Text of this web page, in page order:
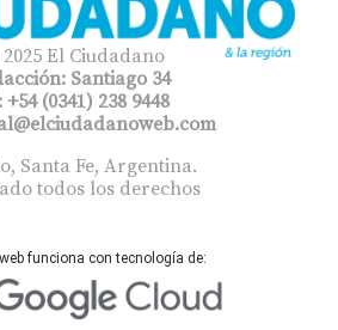
El Ciudadano
Santiago 34
+54 (0341) 238 9448
Santa Fe, Argentina.
todos los derechos
funciona con tecnología de: